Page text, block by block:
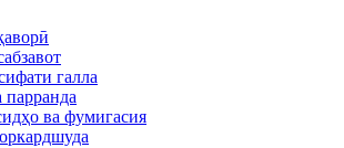
галла
парранда
ва фумигасия